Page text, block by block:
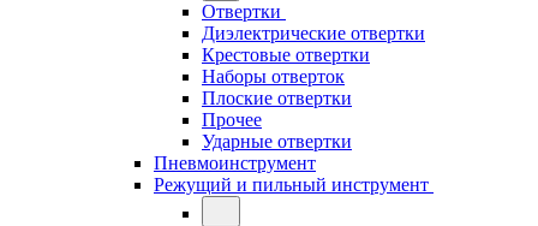
Отвертки
Диэлектрические отвертки
Крестовые отвертки
Наборы отверток
Плоские отвертки
Прочее
Ударные отвертки
Пневмоинструмент
Режущий и пильный инструмент